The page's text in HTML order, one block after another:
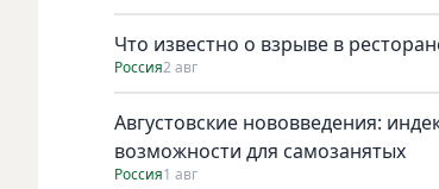
Что известно о взрыве в
Россия2 авг
Августовские нововведения:
возможности для самозанятых
Россия1 авг